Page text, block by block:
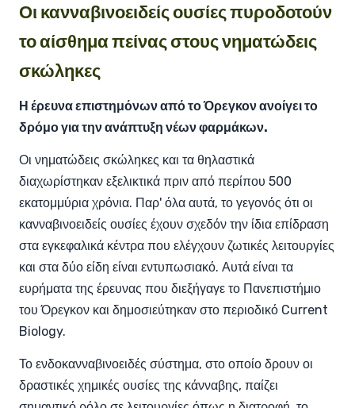
Οι κανναβινοειδείς ουσίες πυροδοτούν
το αίσθημα πείνας στους νηματώδεις
σκώληκες
Η έρευνα επιστημόνων από το Όρεγκον ανοίγει το
δρόμο για την ανάπτυξη νέων φαρμάκων.
Οι νηματώδεις σκώληκες και τα θηλαστικά
διαχωρίστηκαν εξελικτικά πριν από περίπου 500
εκατομμύρια χρόνια. Παρ' όλα αυτά, το γεγονός ότι οι
κανναβινοειδείς ουσίες έχουν σχεδόν την ίδια επίδραση
στα εγκεφαλικά κέντρα που ελέγχουν ζωτικές λειτουργίες
και στα δύο είδη είναι εντυπωσιακό. Αυτά είναι τα
ευρήματα της έρευνας που διεξήγαγε το Πανεπιστήμιο
του Όρεγκον και δημοσιεύτηκαν στο περιοδικό Current
Biology.
Το ενδοκανναβινοειδές σύστημα, στο οποίο δρουν οι
δραστικές χημικές ουσίες της κάνναβης, παίζει